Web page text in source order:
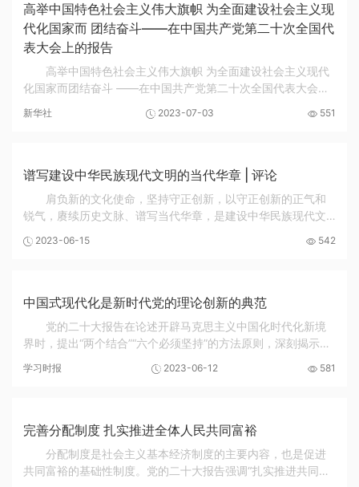
高举中国特色社会主义伟大旗帜 为全面建设社会主义现
代化国家而 团结奋斗——在中国共产党第二十次全国代
表大会上的报告
高举中国特色社会主义伟大旗帜 为全面建设社会主义现代
化国家而团结奋斗 ——在中国共产党第二十次全国代表大会上
表大会上作报告。新华社记者 饶爱民 摄 ...
新华社 2023-07-03 551
谱写建设中华民族现代文明的当代华章 | 评论
肩负新的文化使命，坚持守正创新，以守正创新的正气和
锐气，赓续历史文脉、谱写当代华章，是建设中华民族现代文
心、服务大局，聚焦主题教育、经济发展、社会...
2023-06-15 542
中国式现代化是新时代党的理论创新的典范
党的二十大报告在论述开辟马克思主义中国化时代化新境
界时，提出“两个结合”“六个必须坚持”的方法原则，深刻揭示了
既是深刻理解这一科学思想必须牢牢把握...
学习时报 2023-06-12 581
完善分配制度 扎实推进全体人民共同富裕
分配制度是社会主义基本经济制度的主要内容，也是促进
共同富裕的基础性制度。党的二十大报告强调“扎实推进共同富